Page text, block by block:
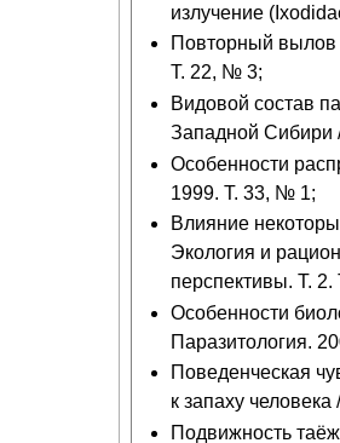
излучение
Повторный вылов
Т. 22, № 3;
Видовой состав
Западной Сибири
Особенности
1999. Т. 33, № 1;
Влияние
Экология и
перспективы. Т. 2.
Особенности
Паразитология.
Поведенческая
к запаху
Подвижность